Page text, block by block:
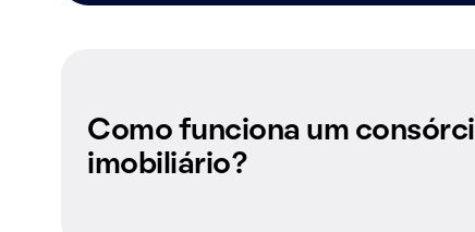
Como funciona um
imobiliário?